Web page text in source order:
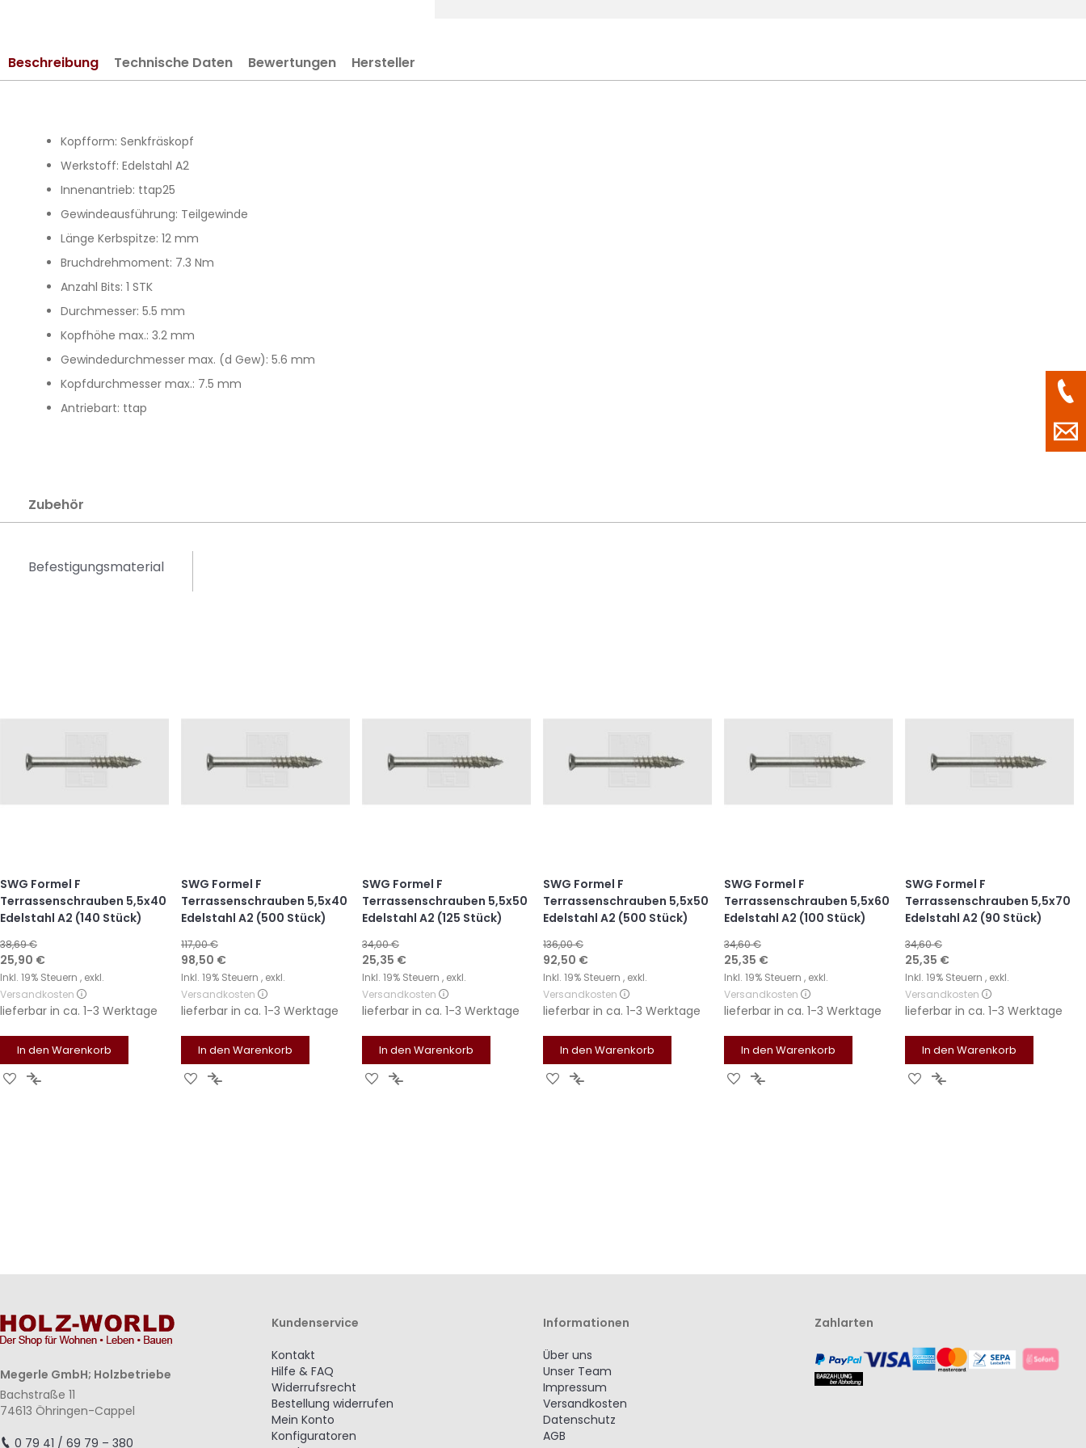
Beschreibung
Kopfform: Senkfräskopf
Werkstoff: Edelstahl A2
Innenantrieb: ttap25
Gewindeausführung: Teilgewinde
Länge Kerbspitze: 12 mm
Bruchdrehmoment: 7.3 Nm
Anzahl Bits: 1 STK
Durchmesser: 5.5 mm
Kopfhöhe max.: 3.2 mm
Gewindedurchmesser max. (d Gew): 5.6 mm
Kopfdurchmesser max.: 7.5 mm
Antriebart: ttap
Technische Daten Bewertungen Hersteller
Zubehör
Befestigungsmaterial
SWG Formel F
Terrassenschrauben 5,5x40
Edelstahl A2 (140 Stück)
38,69 €
Sonderangebot
25,90 €
Inkl. 19% Steuern , exkl.
Versandkosten
lieferbar in ca. 1-3 Werktage
In den Warenkorb
Zur Zur
SWG Formel F
Terrassenschrauben 5,5x40
Edelstahl A2 (500 Stück)
117,00 €
Sonderangebot
98,50 €
Inkl. 19% Steuern , exkl.
Versandkosten
lieferbar in ca. 1-3 Werktage
In den Warenkorb
Zur Zur
SWG Formel F
Terrassenschrauben 5,5x50
Edelstahl A2 (125 Stück)
34,00 €
Sonderangebot
25,35 €
Inkl. 19% Steuern , exkl.
Versandkosten
lieferbar in ca. 1-3 Werktage
In den Warenkorb
Zur Zur
SWG Formel F
Terrassenschrauben 5,5x50
Edelstahl A2 (500 Stück)
136,00 €
Sonderangebot
92,50 €
Inkl. 19% Steuern , exkl.
Versandkosten
lieferbar in ca. 1-3 Werktage
In den Warenkorb
Zur Zur
SWG Formel F
Terrassenschrauben 5,5x60
Edelstahl A2 (100 Stück)
34,60 €
Sonderangebot
25,35 €
Inkl. 19% Steuern , exkl.
Versandkosten
lieferbar in ca. 1-3 Werktage
In den Warenkorb
Zur Zur
SWG Formel F
Terrassenschrauben 5,5x70
Edelstahl A2 (90 Stück)
34,60 €
Sonderangebot
25,35 €
Inkl. 19% Steuern , exkl.
Versandkosten
lieferbar in ca. 1-3 Werktage
In den Warenkorb
Zur Zur
Megerle GmbH; Holzbetriebe
Bachstraße 11
74613 Öhringen-Cappel
0 79 41 / 69 79 – 380
Kundenservice
Kontakt
Hilfe & FAQ
Widerrufsrecht
Bestellung widerrufen
Mein Konto
Konfiguratoren
Informationen
Über uns
Unser Team
Impressum
Versandkosten
Datenschutz
AGB
Zahlarten